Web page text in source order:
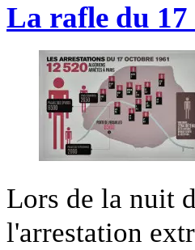
La rafle du 17
Lors de la nuit
l'arrestation